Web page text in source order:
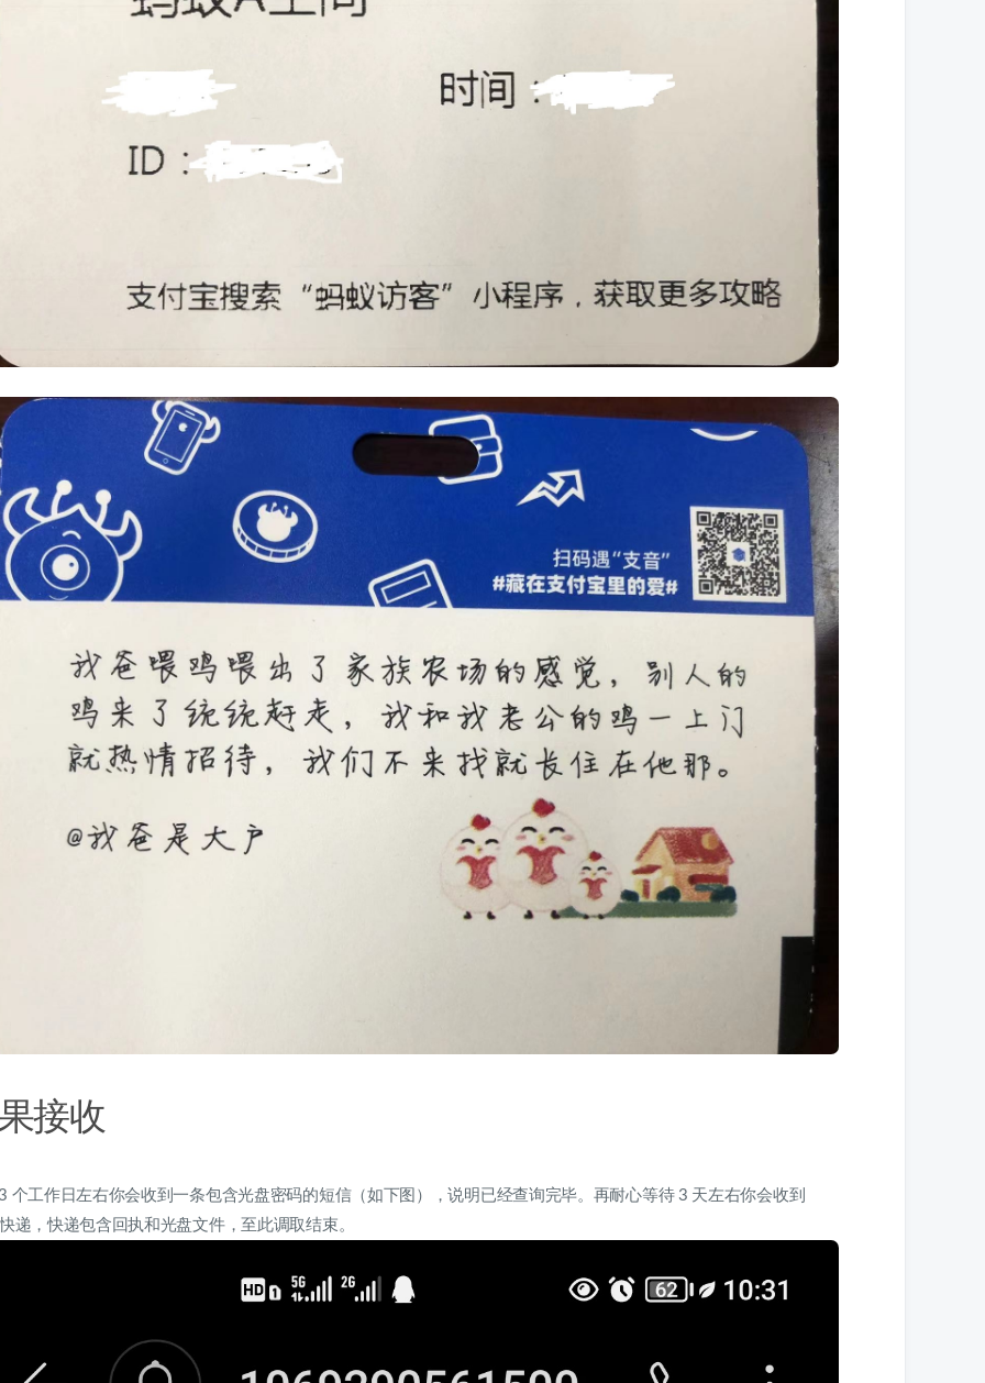
接收
个工作日左右你会收到一条包含光盘密码的短信（如下图），说明已经查询完毕。再耐心等待 3 天左右你会收到
递，快递包含回执和光盘文件，至此调取结束。